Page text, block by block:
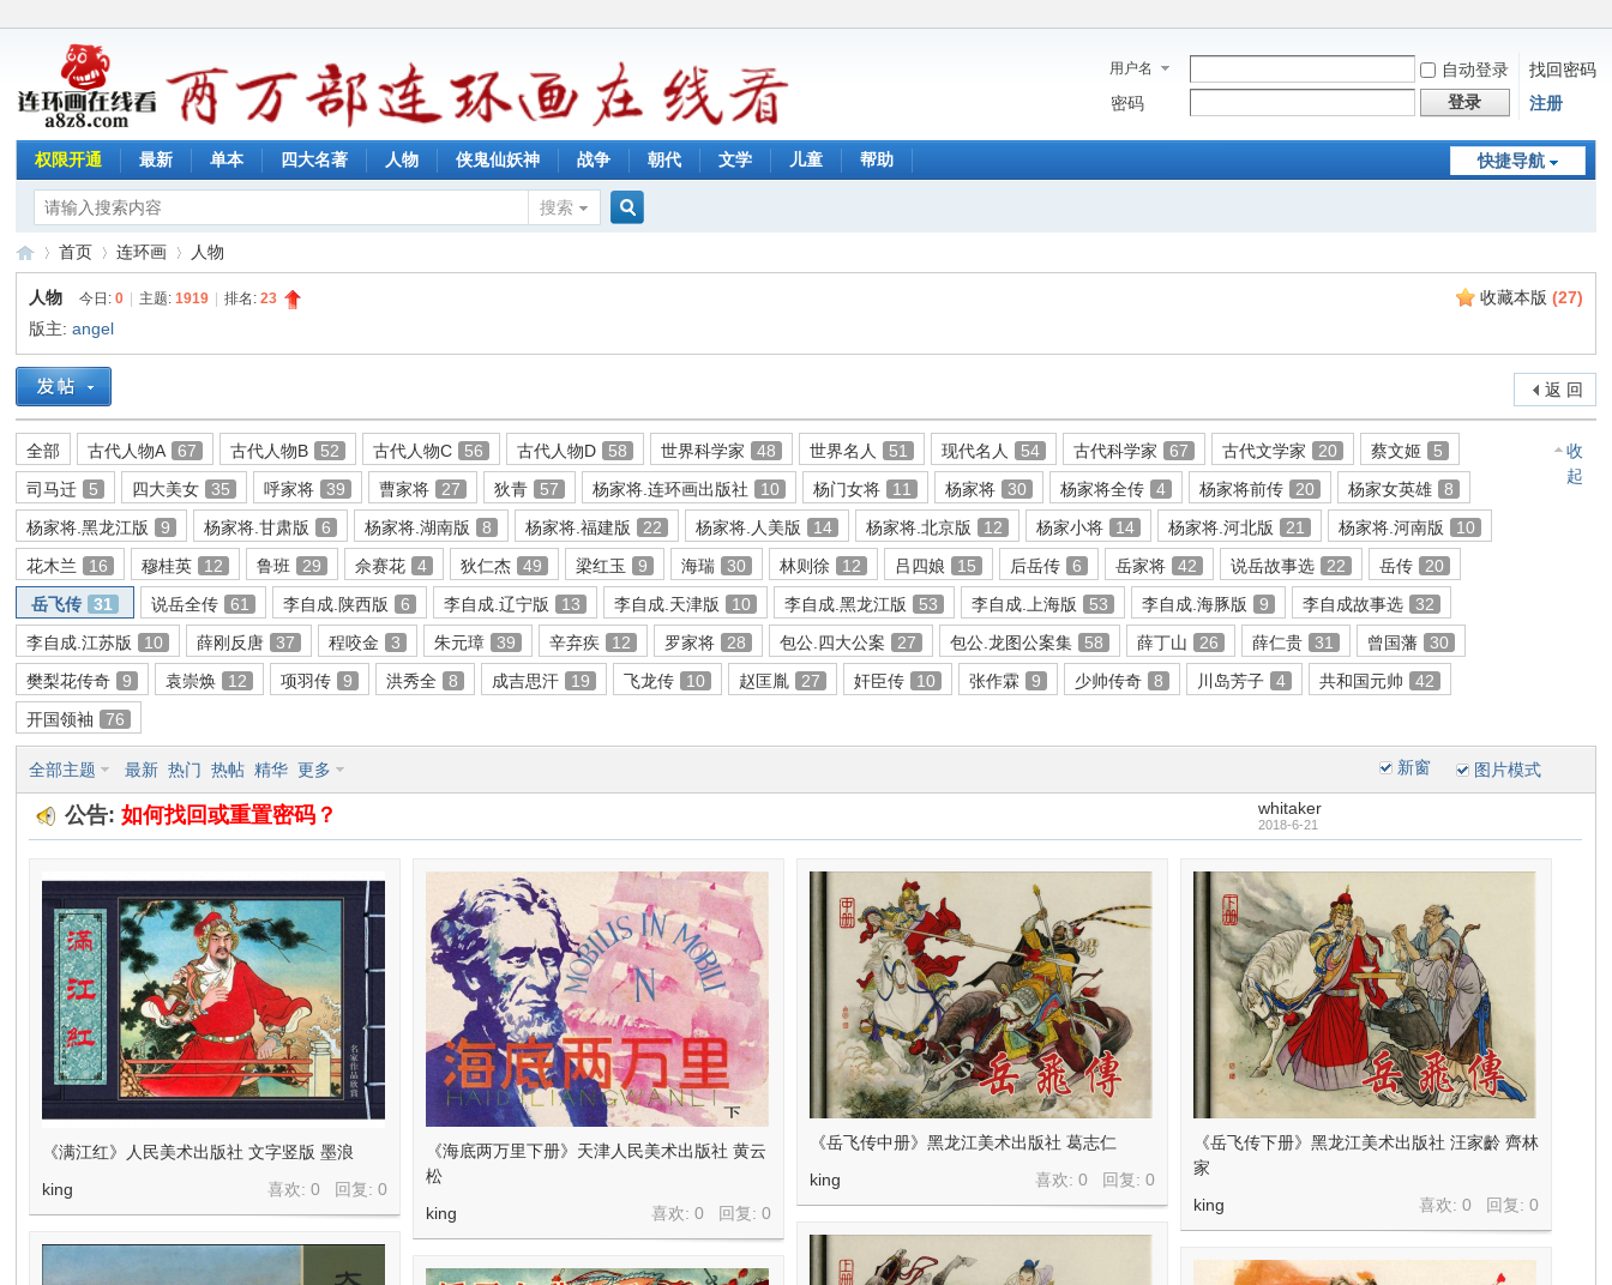
用户名 自动登录
找回密码
密码
登录 注册
快捷导航
权限开通 最新 单本 四大名著 人物 侠鬼仙妖神 战争 朝代 文学 儿童 帮助
搜索
连»
首页
›
连环画
›
人物
收藏本版 (27)
人物 今日:0 主题:1919 排名:23
版主:angel
返 回
收
起
全部 古代人物A 67 古代人物B 52 古代人物C 56 古代人物D 58 世界科学家 48 世界名人 51 现代名人 54 古代科学家 67 古代文学家 20 蔡文姬
5
司马迁
5 四大美女 35 呼家将 39 曹家将 27 狄青 57 杨家将.连环画出版社 10 杨门女将 11 杨家将 30 杨家将全传 4 杨家将前传 20 杨家女英雄
8
杨家将.黑龙江版
9 杨家将.甘肃版 6 杨家将.湖南版 8 杨家将.福建版 22 杨家将.人美版 14 杨家将.北京版 12 杨家小将 14 杨家将.河北版 21 杨家将.河南版
10
花木兰
16 穆桂英 12 鲁班 29 佘赛花 4 狄仁杰 49 梁红玉 9 海瑞 30 林则徐 12 吕四娘 15 后岳传 6 岳家将 42 说岳故事选 22 岳传
20
岳飞传
31 说岳全传 61 李自成.陕西版 6 李自成.辽宁版 13 李自成.天津版 10 李自成.黑龙江版 53 李自成.上海版 53 李自成.海豚版 9 李自成故事选
32
李自成.江苏版
10 薛刚反唐 37 程咬金 3 朱元璋 39 辛弃疾 12 罗家将 28 包公.四大公案 27 包公.龙图公案集 58 薛丁山 26 薛仁贵 31 曾国藩
30
樊梨花传奇
9 袁崇焕 12 项羽传 9 洪秀全 8 成吉思汗 19 飞龙传 10 赵匡胤 27 奸臣传 10 张作霖 9 少帅传奇 8 川岛芳子 4 共和国元帅
42
开国领袖
76
新窗
全部主题 最新 热门 热帖 精华 更多 图片模式
公告:如何找回或重置密码？ whitaker
2018-6-21
《满江红》人民美术出版社 文字竖版 墨浪
喜欢: 0 回复:0
king
《海底两万里下册》天津人民美术出版社 黄云
松
喜欢: 0 回复:0
king
《岳飞传中册》黑龙江美术出版社 葛志仁
喜欢: 0 回复:0
king
《岳飞传下册》黑龙江美术出版社 汪家齡 齊林
家
喜欢: 0 回复:0
king